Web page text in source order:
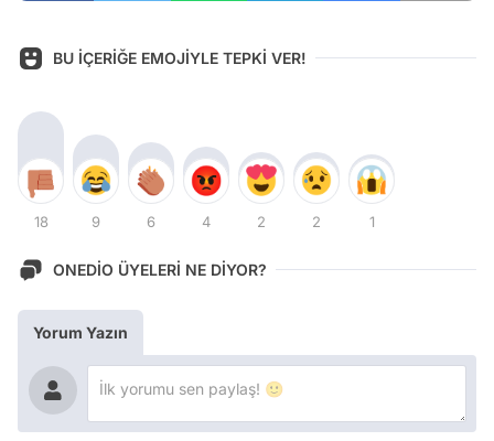
BU İÇERİĞE EMOJİYLE TEPKİ VER!
18 9 6 4 2 2 1
ONEDİO ÜYELERİ NE DİYOR?
Yorum Yazın